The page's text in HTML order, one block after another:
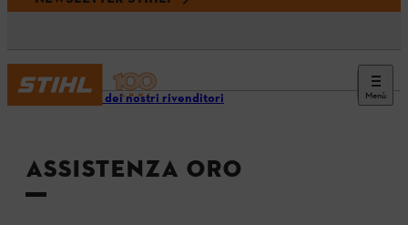
Menù
I servizi dei nostri rivenditori
ASSISTENZA ORO